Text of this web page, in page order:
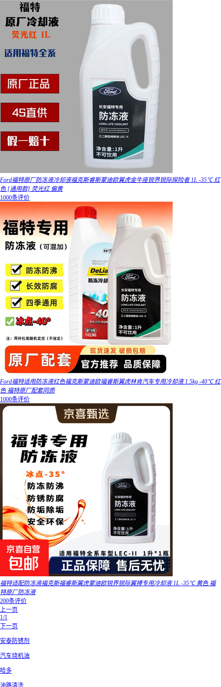
Ford福特原厂防冻液冷却液福克斯睿斯蒙迪欧翼虎金牛座锐界锐际探险者 1L -35℃ 红
色 [通用款] 荧光红 偏黄
1000条评价
Ford福特适用防冻液红色福克斯蒙迪欧福睿斯翼虎林肯汽车专用冷却液 1.5kg -40℃ 红
色 福特原厂配套同质
1000条评价
福特适配防冻液福克斯福睿斯翼虎蒙迪欧锐界锐际翼搏专用冷却液 1L -35℃ 黄色 福
特原厂防冻液
200条评价
上一页
1/1
下一页
安泰防锈剂
汽车烧机油
哈多
油路清洗